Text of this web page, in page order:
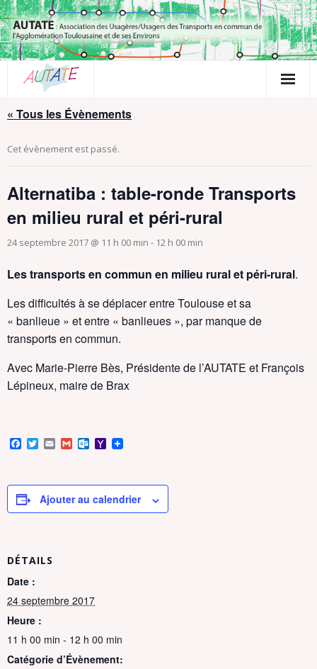
Passer
au
contenu
« Tous les Évènements
Cet évènement est passé.
Alternatiba : table-ronde Transports
en milieu rural et péri-rural
24 septembre 2017 @ 11 h 00 min - 12 h 00 min
Les transports en commun en milieu rural et péri-rural.
Les difficultés à se déplacer entre Toulouse et sa
« banlieue » et entre « banlieues », par manque de
transports en commun.
Avec Marie-Pierre Bès, Présidente de l’AUTATE et François
Lépineux, maire de Brax
F
a
b
o
o
T
w
t
e
r
E
m
l
G
m
l
O
u
o
o
k
Y
o
M
a
Ajouter au calendrier
DÉTAILS
Date :
24 septembre 2017
Heure :
11 h 00 min - 12 h 00 min
Catégorie d’Évènement: